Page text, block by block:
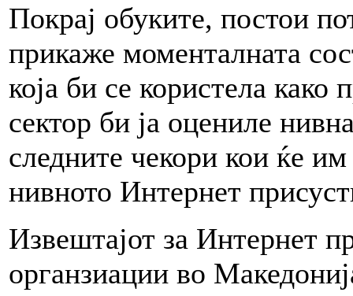
Покрај обуките, постои
прикаже моменталната
која би се користела како
сектор би ја оцениле
следните чекори кои ќе
нивното Интернет
Извештајот за Интернет
органзиации во